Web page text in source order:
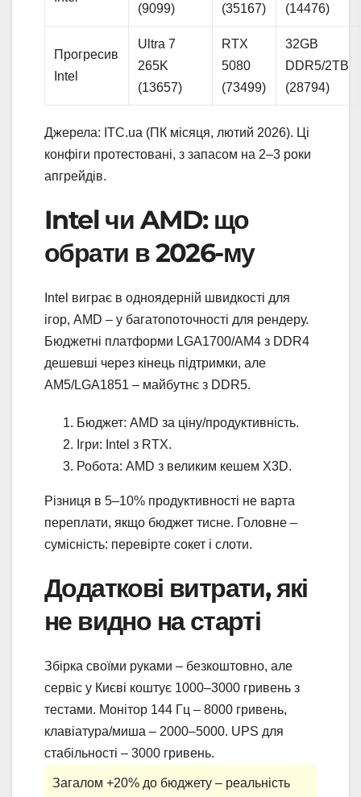
(9099)
(35167)
(14476)
Прогресив
Intel
Ultra 7
265K
(13657)
RTX
5080
(73499)
32GB
DDR5/2TB
(28794)
Джерела: ITC.ua (ПК місяця, лютий 2026). Ці
конфіги протестовані, з запасом на 2–3 роки
апгрейдів.
Intel чи AMD: що
обрати в 2026-му
Intel виграє в одноядерній швидкості для
ігор, AMD – у багатопоточності для рендеру.
Бюджетні платформи LGA1700/AM4 з DDR4
дешевші через кінець підтримки, але
AM5/LGA1851 – майбутнє з DDR5.
Бюджет: AMD за ціну/продуктивність.
Ігри: Intel з RTX.
Робота: AMD з великим кешем X3D.
Різниця в 5–10% продуктивності не варта
переплати, якщо бюджет тисне. Головне –
сумісність: перевірте сокет і слоти.
Додаткові витрати, які
не видно на старті
Збірка своїми руками – безкоштовно, але
сервіс у Києві коштує 1000–3000 гривень з
тестами. Монітор 144 Гц – 8000 гривень,
клавіатура/миша – 2000–5000. UPS для
стабільності – 3000 гривень.
Загалом +20% до бюджету – реальність